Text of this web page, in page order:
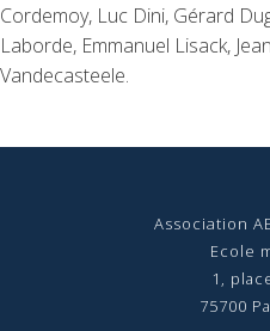
Cordemoy, Luc Dini, Gérard
Laborde, Emmanuel Lisack,
Vandecasteele.
Association
Ecole
1,
75700